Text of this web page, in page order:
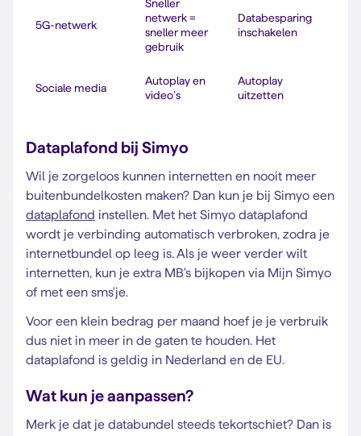
5G-netwerk
Sneller
netwerk =
sneller meer
gebruik
Databesparing
inschakelen
Sociale media
Autoplay en
video’s
Autoplay
uitzetten
Dataplafond bij Simyo
Wil je zorgeloos kunnen internetten en nooit meer
buitenbundelkosten maken? Dan kun je bij Simyo een
dataplafond instellen. Met het Simyo dataplafond
wordt je verbinding automatisch verbroken, zodra je
internetbundel op leeg is. Als je weer verder wilt
internetten, kun je extra MB's bijkopen via Mijn Simyo
of met een sms'je.
Voor een klein bedrag per maand hoef je je verbruik
dus niet in meer in de gaten te houden. Het
dataplafond is geldig in Nederland en de EU.
Wat kun je aanpassen?
Merk je dat je databundel steeds tekortschiet? Dan is